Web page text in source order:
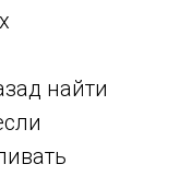
найти